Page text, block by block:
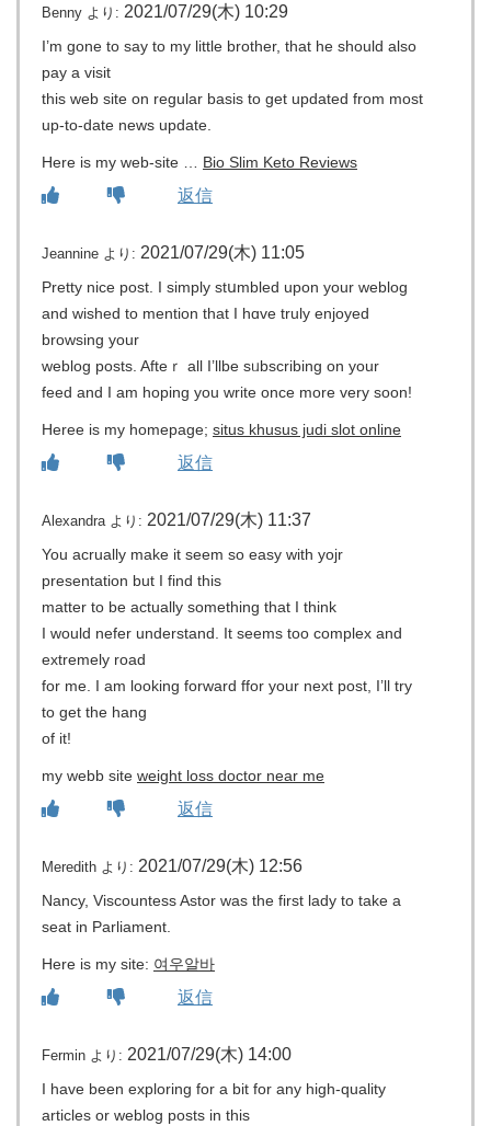
Benny より: 2021/07/29(木) 10:29
I’m gone to say to my little brother, that he should also
pay a visit
this web site on regular basis to get updated from most
up-to-date news update.
Here is my web-site … Bio Slim Keto Reviews
返信
Jeannine より: 2021/07/29(木) 11:05
Pretty nice post. І simply stսmbled upon yοur weblog
and wished tо mention that I hɑve truly enjoyed
browsing your
weblog poѕts. Afteｒ all I’llbe sᥙbѕcribing on your
feed and I am hoping you write once more very soon!
Hereе is my homepage; situs khusus judi slot online
返信
Alexandra より: 2021/07/29(木) 11:37
You acrually make it seem so easy with yojr
presentation but I find this
matter to be actually something that I think
I would nefer understand. It seems too complex and
extremely road
for me. I am looking forward ffor your next post, I’ll try
to get the hang
of it!
my webb site weight loss doctor near me
返信
Meredith より: 2021/07/29(木) 12:56
Nancy, Viscountess Astor was the first lady to take a
seat in Parliament.
Here is my site: 여우알바
返信
Fermin より: 2021/07/29(木) 14:00
I have been exploring for a bit for any high-quality
articles or weblog posts in this